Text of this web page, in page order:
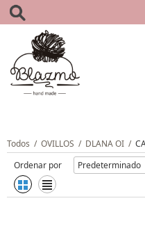
Todos / OVILLOS / DLANA OI /
Ordenar por